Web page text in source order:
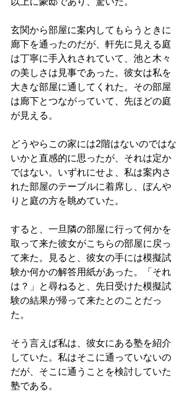
玄関から部屋に案内してもらうときに
廊下を通ったのだが、軒先に見える庭
は丁寧に手入れされていて、池と木々
の美しさは見事であった。彼女は私を
大きな部屋に通してくれた。その部屋
は廊下とつながっていて、先ほどの庭
が見える。
どうやらこの家には2階はないのではな
いかと直感的に思ったが、それは定か
ではない。いずれにせよ、私は案内さ
れた部屋のテーブルに着席し、ぼんや
りと庭の方を眺めていた。
すると、一旦隣の部屋に行って何かを
取って来た彼女がこちらの部屋に戻っ
て来た。見ると、彼女の手には模擬試
験か何かの解答用紙があった。「それ
は？」と尋ねると、先日受けた模擬試
験の結果が帰って来たとのことだっ
た。
そう言えば私は、彼女にある塾を紹介
していた。私はそこに通っていないの
だが、そこに通うことを検討していた
塾である。